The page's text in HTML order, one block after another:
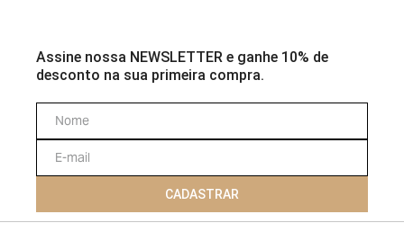
Assine nossa NEWSLETTER e ganhe 10% de
desconto na sua primeira compra.
CADASTRAR